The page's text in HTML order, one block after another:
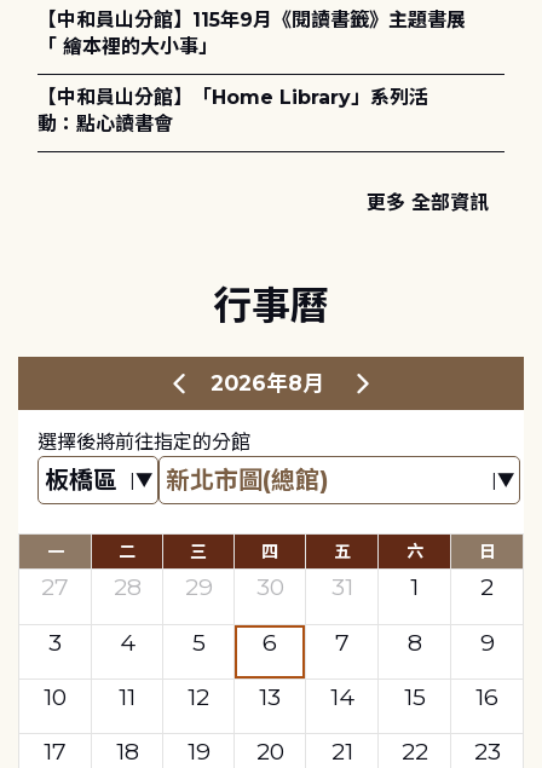
【中和員山分館】115年9月《閱讀書籤》主題書展
「 繪本裡的大小事」
【中和員山分館】「Home Library」系列活
動：點心讀書會
更多 全部資訊
行事曆
2026年8月
選擇後將前往指定的分館
一 二 三 四 五 六 日
27 28 29 30 31 1
2
3
4 5 6 7 8
9
10
11 12 13 14 15
16
17
18 19 20 21 22
23